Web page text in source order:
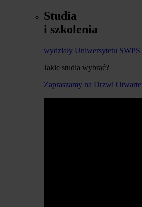
Studia
i szkolenia
wydziały Uniwersytetu SWPS
Jakie studia wybrać?
Zapraszamy na Drzwi Otwarte